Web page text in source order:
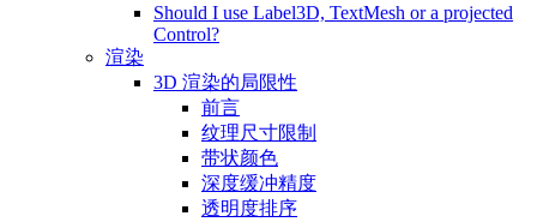
Should I use Label3D, TextMesh or a projected
Control?
渲染
3D 渲染的局限性
前言
纹理尺寸限制
带状颜色
深度缓冲精度
透明度排序